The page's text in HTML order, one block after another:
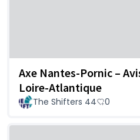
Axe Nantes-Pornic –
Loire-Atlantique
The Shifters 44 0